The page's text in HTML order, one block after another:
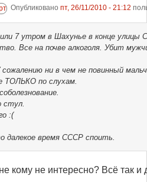
Опубликовано пт, 26/11/2010 - 21:12
или 7 утром в Шахунье в конце улицы
Все на почве алкоголя. Убит
ни в чем не повинный
ТОЛЬКО по слухам.
стул.
:(
далекое время СССР споить.
кому не интересно? Всё так и